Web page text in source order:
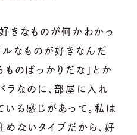
きなものが何かわかっ
ルなものが好きなんだ
ものばっかりだな」とか
ラなのに、部屋に入れ
いる感じがあって。私は
ないタイプだから、好